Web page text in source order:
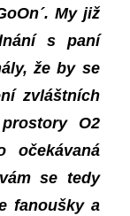
´. My již
s paní
že by se
zvláštních
O2
očekávaná
se tedy
fanoušky a